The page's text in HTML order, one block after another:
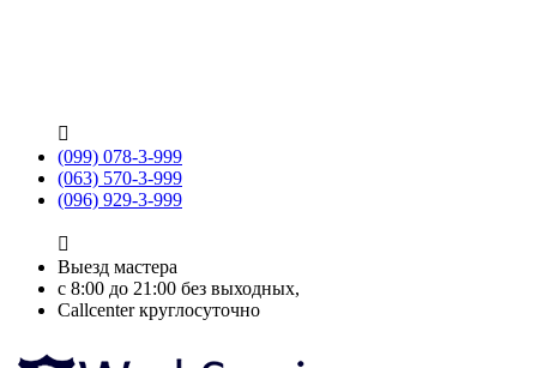

(099) 078-3-999
(063) 570-3-999
(096) 929-3-999

Выезд мастера
с 8:00 до 21:00 без выходных,
Callcenter круглосуточно